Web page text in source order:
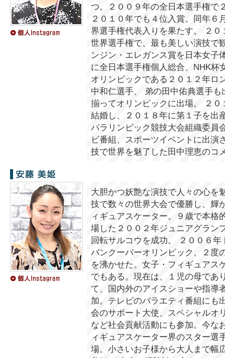
つ。２００９年の全日本選手権で
２０１０年でも４位入賞。同年６
界選手権代表入りを果たす。 ２
世界選手権で、最も美しい演技で
ンジン・エレガンス賞を日本女子
に全日本選手権個人総合、NHK杯
オリンピックである２０１２年ロ
中和仁選手、 弟の田中佑典選手
揃ってオリンピックに出場。 ２
結婚し、２０１８年に第１子を出
パラリンピック競技大会組織委員
ビ番組、スポーツイベントに出演
技で世界を魅了した田中理恵のコ
安藤美姫
大胆かつ妖艶な演技で人々の心を
技で数々の世界大会で優勝し、輝
ィギュアスケーター。９歳で本格
場した２００２年ジュニアグラン
回転サルコウを成功。 ２００６
バンクーバーオリンピック、２度
を沸かせた。女子・フィギュアス
でもある。現在は、１児の母であ
て、国内外のアイスショーや指導
加。テレビのバラエティ番組にも
会のサポート大使、スペシャルオ
など社会貢献活動にも参加。今な
ィギュアスケーター界のスター選
場。小さいお子様から大人まで幅